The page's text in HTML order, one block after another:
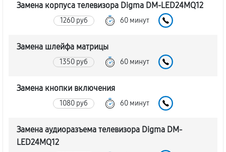
Замена корпуса телевизора Digma DM-LED24MQ12
1260 руб 60 минут
Замена шлейфа матрицы
1350 руб 60 минут
Замена кнопки включения
1080 руб 60 минут
Замена аудиоразъема телевизора Digma DM-
LED24MQ12